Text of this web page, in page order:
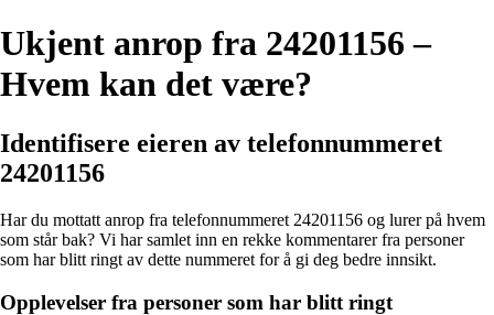
Ukjent anrop fra 24201156 –
Hvem kan det være?
Identifisere eieren av telefonnummeret
24201156
Har du mottatt anrop fra telefonnummeret 24201156 og lurer på hvem
som står bak? Vi har samlet inn en rekke kommentarer fra personer
som har blitt ringt av dette nummeret for å gi deg bedre innsikt.
Opplevelser fra personer som har blitt ringt